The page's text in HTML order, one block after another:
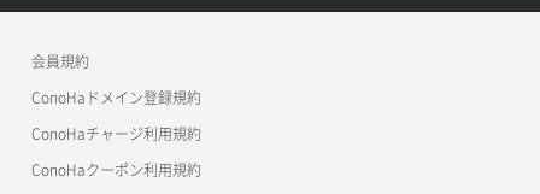
APIドキュメントVPS3.0
美雲このは徹底ガイド
会員規約
ConoHaドメイン登録規約
ConoHaチャージ利用規約
ConoHaクーポン利用規約